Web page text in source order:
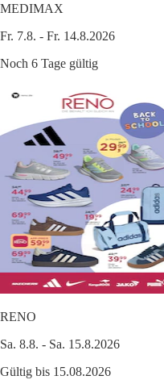
MEDIMAX
Fr. 7.8. - Fr. 14.8.2026
Noch 6 Tage gültig
RENO
Sa. 8.8. - Sa. 15.8.2026
Gültig bis 15.08.2026